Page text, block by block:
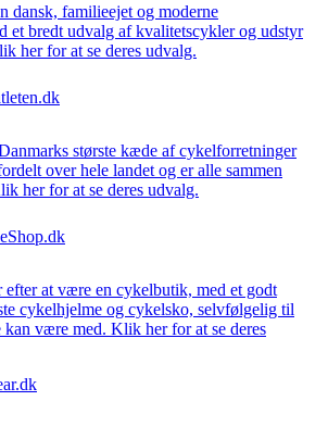
dansk, familieejet og moderne
et bredt udvalg af kvalitetscykler og udstyr
her for at se deres udvalg.
største kæde af cykelforretninger
over hele landet og er alle sammen
her for at se deres udvalg.
efter at være en cykelbutik, med et godt
cykelhjelme og cykelsko, selvfølgelig til
kan være med. Klik her for at se deres